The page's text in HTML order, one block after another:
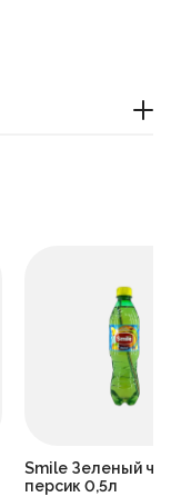
Smile Зеленый
персик 0,5л